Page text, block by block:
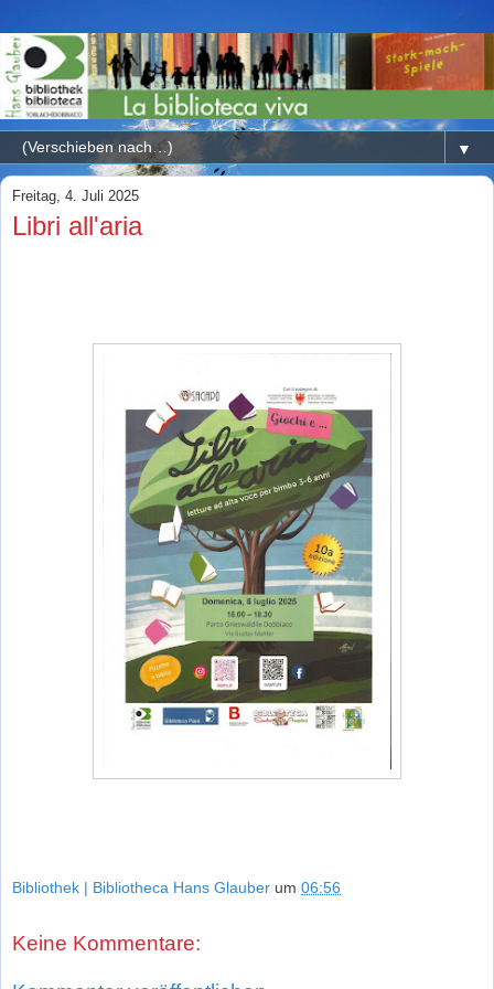
▼
Freitag, 4. Juli 2025
Libri all'aria
Bibliothek | Bibliotheca Hans Glauber um 06:56
Keine Kommentare: